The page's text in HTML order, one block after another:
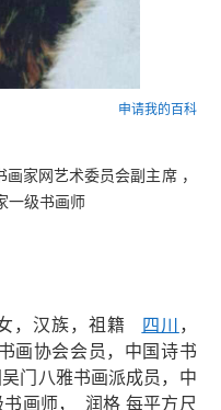
申请我的百科
家网艺术委员会副主席 ，
一级书画师
，汉族，祖籍 四川 ，
画协会会员，中国诗书
门八雅书画派成员，中
画师， 润格 每平方尺